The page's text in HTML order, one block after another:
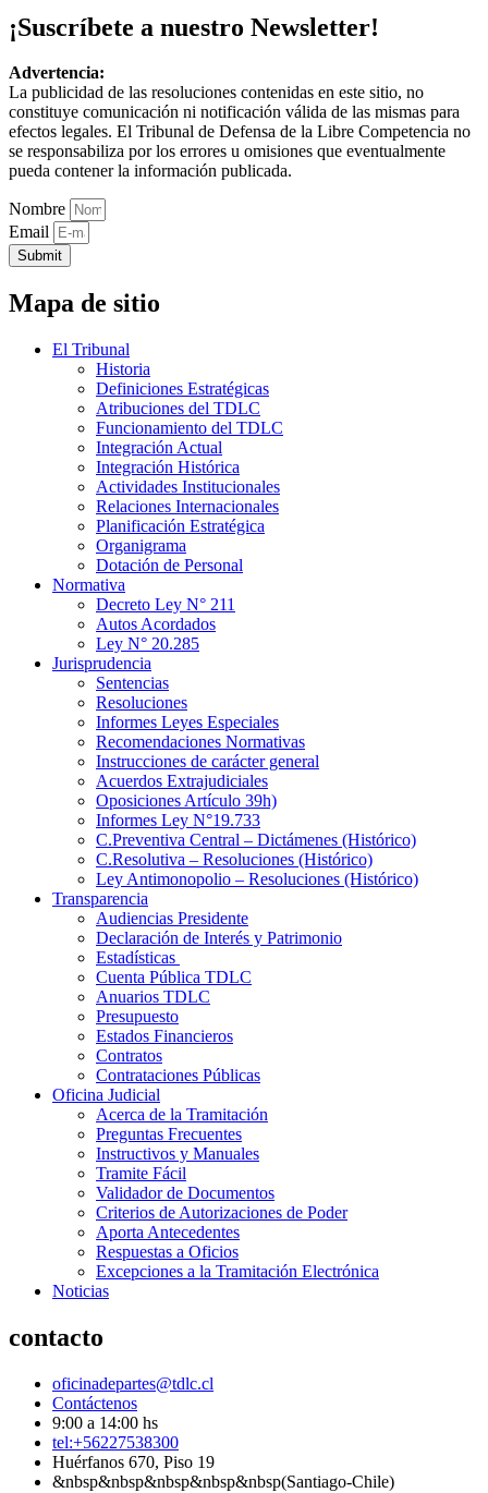
¡Suscríbete a nuestro Newsletter!
Advertencia:
La publicidad de las resoluciones contenidas en este sitio, no
constituye comunicación ni notificación válida de las mismas para
efectos legales. El Tribunal de Defensa de la Libre Competencia no
se responsabiliza por los errores u omisiones que eventualmente
pueda contener la información publicada.
Nombre
Email
Submit
Mapa de sitio
El Tribunal
Historia
Definiciones Estratégicas
Atribuciones del TDLC
Funcionamiento del TDLC
Integración Actual
Integración Histórica
Actividades Institucionales
Relaciones Internacionales
Planificación Estratégica
Organigrama
Dotación de Personal
Normativa
Decreto Ley N° 211
Autos Acordados
Ley N° 20.285
Jurisprudencia
Sentencias
Resoluciones
Informes Leyes Especiales
Recomendaciones Normativas
Instrucciones de carácter general
Acuerdos Extrajudiciales
Oposiciones Artículo 39h)
Informes Ley N°19.733
C.Preventiva Central – Dictámenes (Histórico)
C.Resolutiva – Resoluciones (Histórico)
Ley Antimonopolio – Resoluciones (Histórico)
Transparencia
Audiencias Presidente
Declaración de Interés y Patrimonio
Estadísticas
Cuenta Pública TDLC
Anuarios TDLC
Presupuesto
Estados Financieros
Contratos
Contrataciones Públicas
Oficina Judicial
Acerca de la Tramitación
Preguntas Frecuentes
Instructivos y Manuales
Tramite Fácil
Validador de Documentos
Criterios de Autorizaciones de Poder
Aporta Antecedentes
Respuestas a Oficios
Excepciones a la Tramitación Electrónica
Noticias
contacto
oficinadepartes@tdlc.cl
Contáctenos
9:00 a 14:00 hs
tel:+56227538300
Huérfanos 670, Piso 19
&nbsp&nbsp&nbsp&nbsp&nbsp(Santiago-Chile)